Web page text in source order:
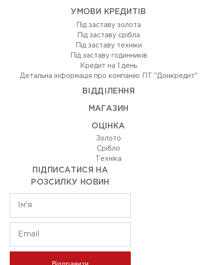
УМОВИ КРЕДИТІВ
Під заставу золота
Під заставу срібла
Під заставу техніки
Під заставу годинників
Кредит на 1 день
Детальна інформація про компанію ПТ "Донкредит"
ВIДДIЛЕННЯ
МАГАЗИН
ОЦIНКА
Золото
Срiбло
Технiка
ПІДПИСАТИСЯ НА
РОЗСИЛКУ НОВИН